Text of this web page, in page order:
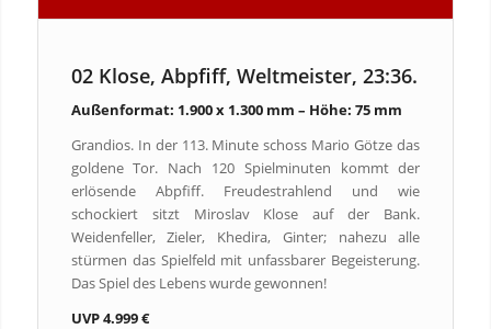
02 Klose, Abpfiff, Weltmeister, 23:36.
Außenformat: 1.900 x 1.300 mm – Höhe: 75 mm
Grandios. In der 113. Minute schoss Mario Götze das
goldene Tor. Nach 120 Spielminuten kommt der
erlösende Abpfiff. Freudestrahlend und wie
schockiert sitzt Miroslav Klose auf der Bank.
Weidenfeller, Zieler, Khedira, Ginter; nahezu alle
stürmen das Spielfeld mit unfassbarer Begeisterung.
Das Spiel des Lebens wurde gewonnen!
UVP 4.999 €